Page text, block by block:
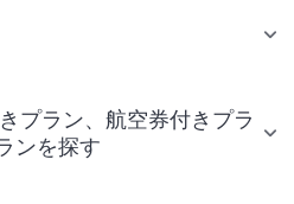
プラン、航空券付きプラ
ンを探す